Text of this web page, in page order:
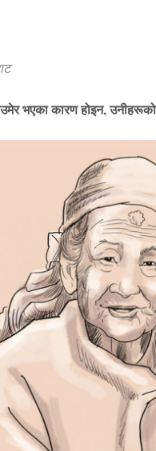
भएका कारण होइन,